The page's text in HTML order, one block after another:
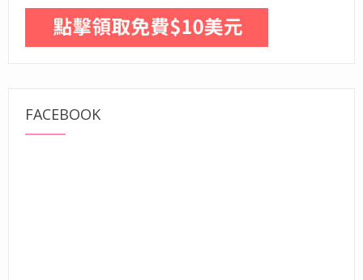
FACEBOOK